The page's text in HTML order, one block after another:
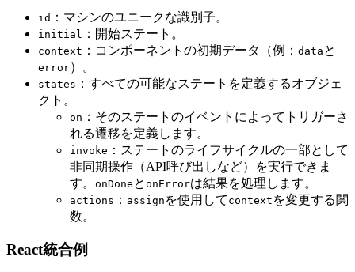
id ：マシンのユニークな識別子。
initial ：開始ステート。
context ：コンポーネントの初期データ（例： data と
error）。
states ：すべての可能なステートを定義するオブジェ
クト。
on ：そのステートのイベントによってトリガーさ
れる遷移を定義します。
invoke ：ステートのライフサイクルの一部として
非同期操作（API呼び出しなど）を実行できま
す。 onDone と onErrorは結果を処理します。
actions ： assign を使用して context を変更する関
数。
React統合例